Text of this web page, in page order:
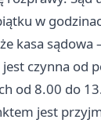
w
kasa sądowa
czynna od
od 8.00 do
jest